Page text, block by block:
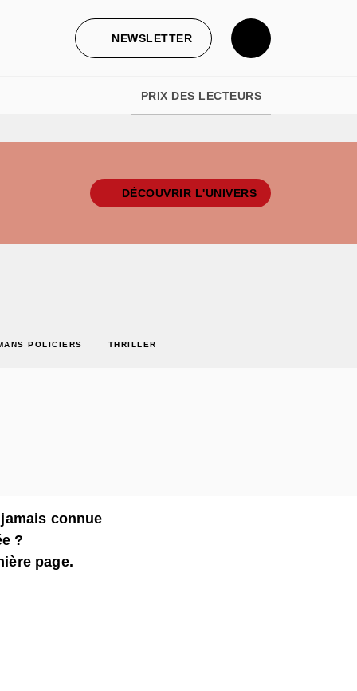
NEWSLETTER
PRIX DES LECTEURS
DÉCOUVRIR L'UNIVERS
POLICIERS THRILLER
connue
?
page.